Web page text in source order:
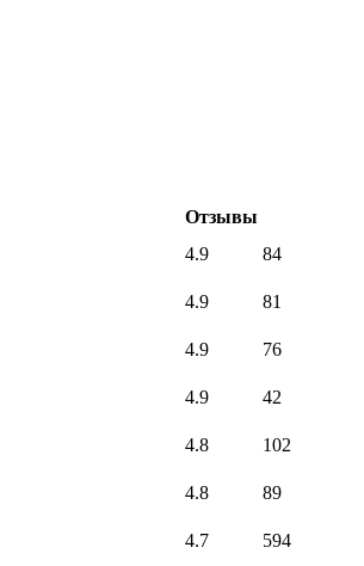
Отзывы
4.9
84
4.9
81
4.9
76
4.9
42
4.8
102
4.8
89
4.7
594